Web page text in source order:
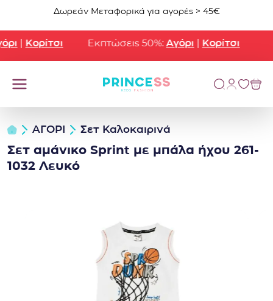
Μετάβαση στο περιεχόμενο
Δωρεάν Μεταφορικά για αγορές > 45€
|Κορίτσι Εκπτώσεις 50%:Αγόρι|Κορίτσι
ΑΓΟΡΙ Σετ Καλοκαιρινά
Σετ αμάνικο Sprint με μπάλα ήχου 261-
1032 Λευκό